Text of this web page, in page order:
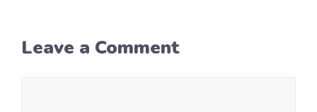
Leave a Comment